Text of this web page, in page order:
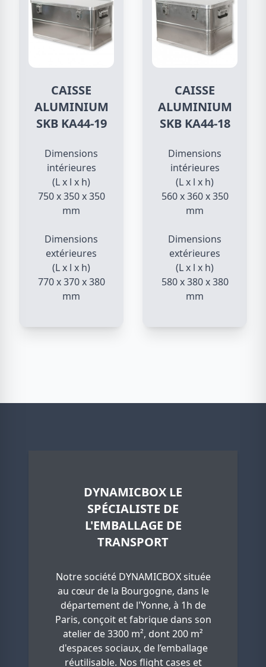
CAISSE
ALUMINIUM
SKB KA44-19
Dimensions
intérieures
(L x l x h)
750 x 350 x 350
mm
Dimensions
extérieures
(L x l x h)
770 x 370 x 380
mm
CAISSE
ALUMINIUM
SKB KA44-18
Dimensions
intérieures
(L x l x h)
560 x 360 x 350
mm
Dimensions
extérieures
(L x l x h)
580 x 380 x 380
mm
DYNAMICBOX LE
SPÉCIALISTE DE
L'EMBALLAGE DE
TRANSPORT
Notre société DYNAMICBOX située
au cœur de la Bourgogne, dans le
département de l'Yonne, à 1h de
Paris, conçoit et fabrique dans son
atelier de 3300 m², dont 200 m²
d'espaces sociaux, de l’emballage
réutilisable. Nos flight cases et